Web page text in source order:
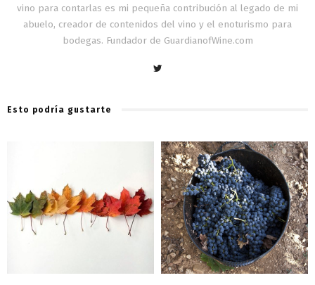
vino para contarlas es mi pequeña contribución al legado de mi
abuelo, creador de contenidos del vino y el enoturismo para
bodegas. Fundador de GuardianofWine.com
Esto podría gustarte